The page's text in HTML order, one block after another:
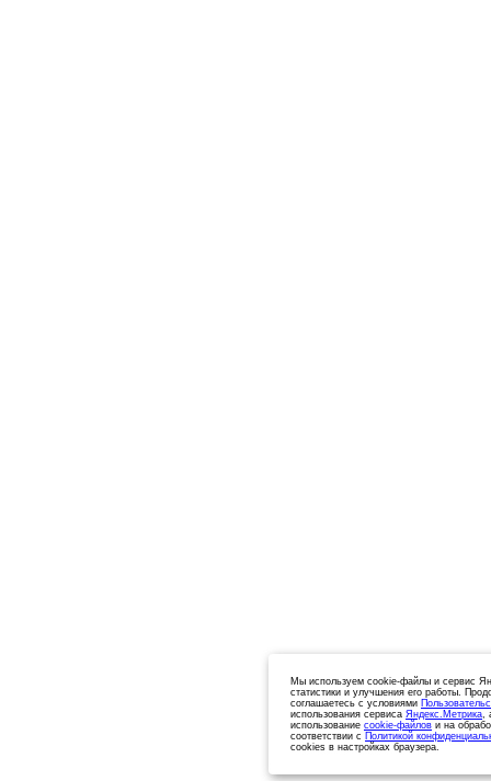
Мы используем cookie-файлы и сервис
статистики и улучшения его работы.
соглашаетесь с условиями
использования сервиса Яндекс.Метрика,
использование cookie-файлов и на
соответствии с Политикой
cookies в настройках браузера.